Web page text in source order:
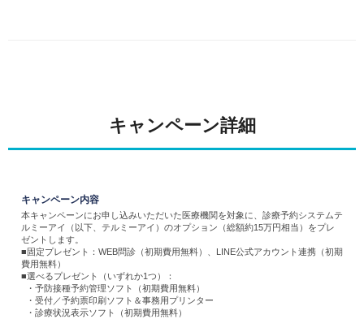
キャンペーン詳細
キャンペーン内容
本キャンペーンにお申し込みいただいた医療機関を対象に、診療予約システムテ
ルミーアイ（以下、テルミーアイ）のオプション（総額約15万円相当）をプレ
ゼントします。
■固定プレゼント：WEB問診（初期費用無料）、LINE公式アカウント連携（初期
費用無料）
■選べるプレゼント（いずれか1つ）：
・予防接種予約管理ソフト（初期費用無料）
・受付／予約票印刷ソフト＆事務用プリンター
・診療状況表示ソフト（初期費用無料）